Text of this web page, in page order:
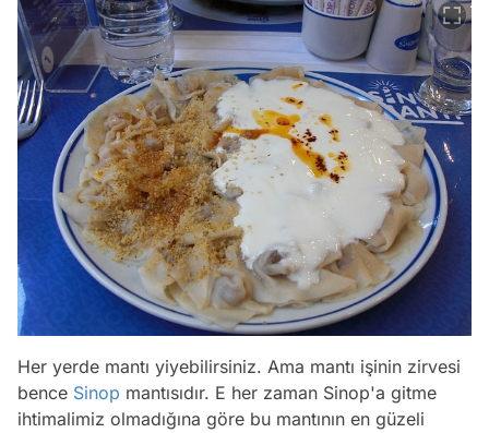
Her yerde mantı yiyebilirsiniz. Ama mantı işinin zirvesi
bence Sinop mantısıdır. E her zaman Sinop'a gitme
ihtimalimiz olmadığına göre bu mantının en güzeli